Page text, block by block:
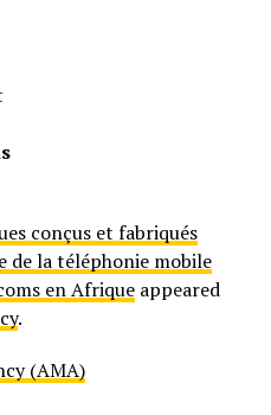
conçus et fabriqués
la téléphonie mobile
en Afriqueappeared
.
(AMA)